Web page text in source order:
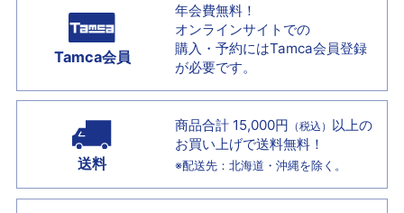
Tamca会員
年会費無料！
オンラインサイトでの
購入・予約にはTamca会員登録
が必要です。
送料
商品合計 15,000円 （税込） 以上の
お買い上げで送料無料！
※配送先：北海道・沖縄を除く。